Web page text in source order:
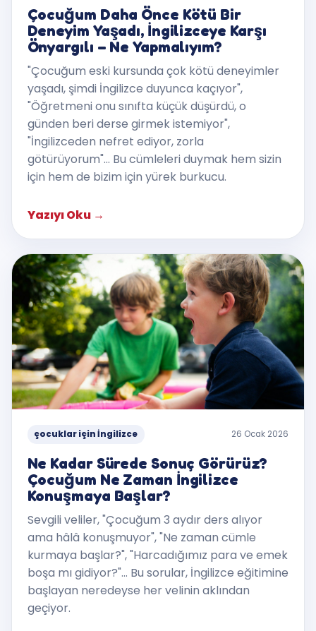
Çocuğum Daha Önce Kötü Bir
Deneyim Yaşadı, İngilizceye Karşı
Önyargılı – Ne Yapmalıyım?
"Çocuğum eski kursunda çok kötü deneyimler
yaşadı, şimdi İngilizce duyunca kaçıyor",
"Öğretmeni onu sınıfta küçük düşürdü, o
günden beri derse girmek istemiyor",
"İngilizceden nefret ediyor, zorla
götürüyorum"... Bu cümleleri duymak hem sizin
için hem de bizim için yürek burkucu.
Yazıyı Oku →
çocuklar için İngilizce 26 Ocak 2026
Ne Kadar Sürede Sonuç Görürüz?
Çocuğum Ne Zaman İngilizce
Konuşmaya Başlar?
Sevgili veliler, "Çocuğum 3 aydır ders alıyor
ama hâlâ konuşmuyor", "Ne zaman cümle
kurmaya başlar?", "Harcadığımız para ve emek
boşa mı gidiyor?"... Bu sorular, İngilizce eğitimine
başlayan neredeyse her velinin aklından
geçiyor.